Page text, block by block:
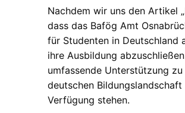
Nachdem wir uns den Artikel
dass das Bafög Amt
für Studenten in Deutschland
ihre Ausbildung
umfassende Unterstützung
deutschen
Verfügung stehen.